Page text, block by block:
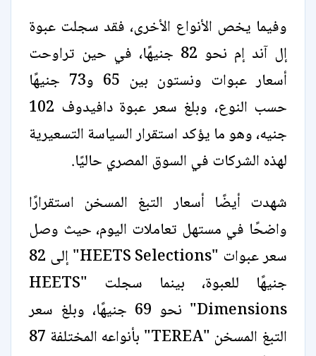
وفيما يخص الأنواع الأخرى، فقد سجلت عبوة
إل آند إم نحو 82 جنيهًا، في حين تراوحت
أسعار عبوات ونستون بين 65 و73 جنيهًا
حسب النوع، وبلغ سعر عبوة دافيدوف 102
جنيه، وهو ما يؤكد استقرار السياسة التسعيرية
لهذه الشركات في السوق المصري حاليًا.
شهدت أيضًا أسعار التبغ المسخن استقرارًا
واضحًا في مستهل تعاملات اليوم، حيث وصل
سعر عبوات "HEETS Selections" إلى 82
جنيهًا للعبوة، بينما سجلت "HEETS
Dimensions" نحو 69 جنيهًا، وبلغ سعر
التبغ المسخن "TEREA" بأنواعه المختلفة 87